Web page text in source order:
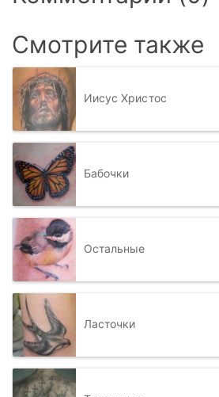
Смотрите также
Иисус Христос
Бабочки
Остальные
Ласточки